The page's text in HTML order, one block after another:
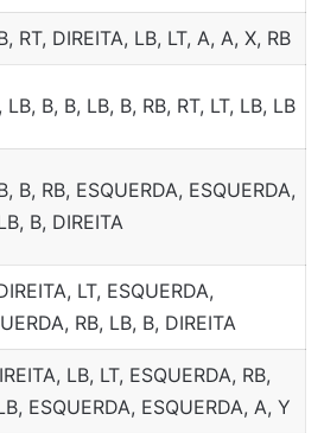
RT, DIREITA, LB, LT, A, A, X, RB
LB, B, B, LB, B, RB, RT, LT, LB, LB
B, RB, ESQUERDA, ESQUERDA,
B, DIREITA
LT, ESQUERDA,
RB, LB, B, DIREITA
LB, LT, ESQUERDA, RB,
ESQUERDA, ESQUERDA, A, Y